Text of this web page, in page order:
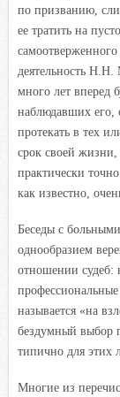
по призванию,
ее тратить на
деятельность
много лет вперед
наблюдавших его,
протекать в тех
срок своей жизни,
практически
как известно,
Беседы с
однообразием
отношении судеб:
называется «на
бездумный выбор
типично для этих
Многие из